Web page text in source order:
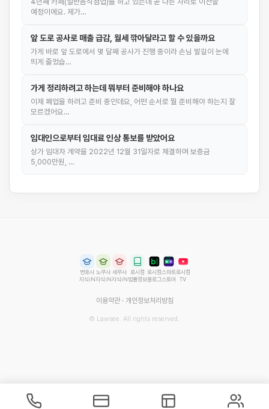
예정이에요. 제가…
앞 도로 공사로 매출 급감, 월세 깎아달라고 할 수 있을까요
가게 바로 앞 도로에서 몇 달째 공사가 진행 중이라 손님 발길이 눈에
띄게 줄었습…
가게 정리하려고 하는데 뭐부터 준비해야 하나요
이제 폐업을 하려고 준비 중인데요, 어떤 순서로 뭘 준비해야 하는지 잘
모르겠어요…
임대인으로부터 임대료 인상 통보를 받았어요
상가 임대차 계약을 2022년 12월 31일자로 체결하며 보증금
5,000만원, …
변호사
지식iN
노무사
지식iN
세무사
지식iN
로시컴
법률정보
로시컴
블로그
스마트
스토어
로시컴
TV
이용약관· 개인정보처리방침
© Lawsee. All rights reserved.